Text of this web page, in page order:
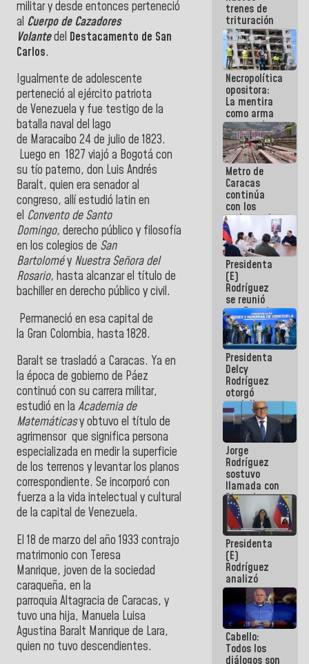
militar y desde entonces perteneció
al Cuerpo de Cazadores
Volantedel Destacamento de San
Carlos.
Igualmente de adolescente
perteneció al ejército patriota
de Venezuela y fue testigo de la
batalla naval del lago
de Maracaibo 24 de julio de 1823.
Luego en 1827 viajó a Bogotá con
su tío paterno, don Luis Andrés
Baralt, quien era senador al
congreso, allí estudió latin en
el Convento de Santo
Domingo, derecho público y filosofía
en los colegios de San
Bartoloméy Nuestra Señora del
Rosario, hasta alcanzar el título de
bachiller en derecho público y civil.
Permaneció en esa capital de
la Gran Colombia, hasta 1828.
Baralt se trasladó a Caracas. Ya en
la época de gobierno de Páez
continuó con su carrera militar,
estudió en la Academia de
Matemáticasy obtuvo el título de
agrimensor que significa persona
especializada en medir la superficie
de los terrenos y levantar los planos
correspondiente. Se incorporó con
fuerza a la vida intelectual y cultural
de la capital de Venezuela.
El 18 de marzo del año 1933 contrajo
matrimonio con Teresa
Manrique, joven de la sociedad
caraqueña, en la
parroquia Altagracia de Caracas, y
tuvo una hija, Manuela Luisa
Agustina Baralt Manrique de Lara,
quien no tuvo descendientes.
trenes de
trituración
para
optimizar
manejo de
escombros
en La Guaira
Necropolítica
opositora:
La mentira
como arma
contra el
Pueblo
Metro de
Caracas
continúa
con los
trabajos de
mantenimiento
e inspección
en la Línea 2
Presidenta
(E)
Rodríguez
se reunió
con Estado
Mayor
Eléctrico
para
abordar
planes de
acción
Presidenta
Delcy
Rodríguez
otorgó
medalla
"Héroe de
Venezuela"
a servidores
públicos
Jorge
Rodríguez
sostuvo
llamada con
Dinorah
Figuera y
acuerdan
primer
encuentro
presencial
para el
diálogo
Presidenta
(E)
Rodríguez
analizó
junto a
gobernadores
planes de
recuperación
del Sistema
Eléctrico
Cabello:
Todos los
diálogos son